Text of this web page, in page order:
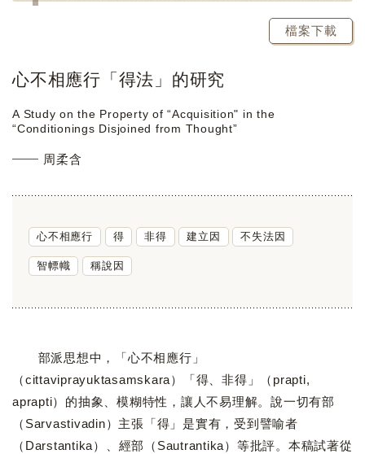
檔案下載
心不相應行「得法」的研究
A Study on the Property of “Acquisition" in the
“Conditionings Disjoined from Thought”
周柔含
心不相應行 得 非得 建立因 不失法因
智幖幟 稱說因
部派思想中，「心不相應行」
（cittaviprayuktasamskara）「得、非得」（prapti,
aprapti）的抽象、模糊特性，讓人不易理解。說一切有部
（Sarvastivadin）主張「得」是實有，受到譬喻者
（Darstantika）、經部（Sautrantika）等批評。本稿試著從